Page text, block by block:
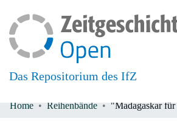
Das Repositorium des IfZ
Home Reihenbände "Madagaskar